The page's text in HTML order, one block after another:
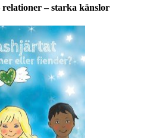
– starka känslor